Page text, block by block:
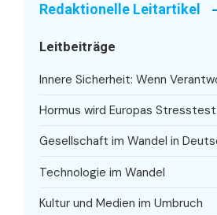
Redaktionelle Leitartikel
Leitbeiträge
Innere Sicherheit: Wenn
Hormus wird Europas Stresstest
Gesellschaft im Wandel in
Technologie im Wandel
Kultur und Medien im Umbruch